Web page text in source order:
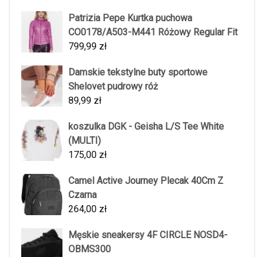
Patrizia Pepe Kurtka puchowa
CO0178/A503-M441 Różowy Regular Fit
799,99 zł
Damskie tekstylne buty sportowe
Shelovet pudrowy róż
89,99 zł
koszulka DGK - Geisha L/S Tee White
(MULTI)
175,00 zł
Camel Active Journey Plecak 40Cm Z
Czarna
264,00 zł
Męskie sneakersy 4F CIRCLE NOSD4-
OBMS300